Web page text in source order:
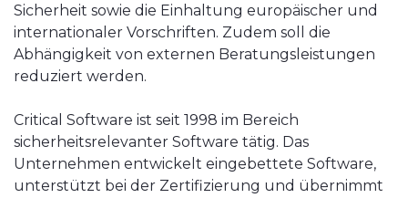
Sicherheit sowie die Einhaltung europäischer und
internationaler Vorschriften. Zudem soll die
Abhängigkeit von externen Beratungsleistungen
reduziert werden.
Critical Software ist seit 1998 im Bereich
sicherheitsrelevanter Software tätig. Das
Unternehmen entwickelt eingebettete Software,
unterstützt bei der Zertifizierung und übernimmt